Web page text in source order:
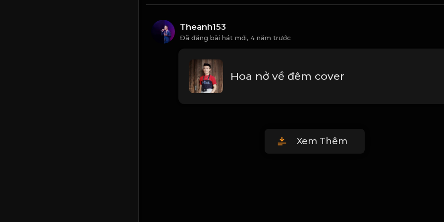
Theanh153
Đã đăng bài hát mới, 4 năm trước
Hoa nở về đêm cover
Xem Thêm